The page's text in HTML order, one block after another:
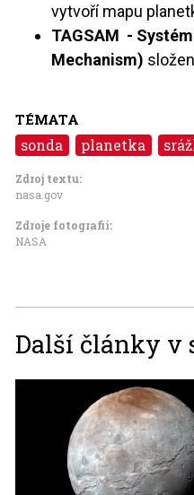
vytvoří mapu
TAGSAM -
Mechanism)
TÉMATA
sonda planetka
Zdroj textu:
nasa.gov
Zdroje fotografii:
NASA
Další články v